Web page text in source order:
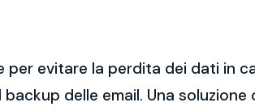
evitare la perdita dei dati in
delle email. Una soluzione